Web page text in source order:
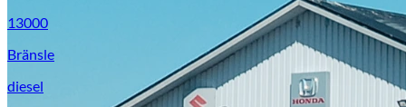
13000
Bränsle
diesel